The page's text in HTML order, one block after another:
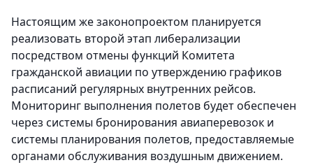
Настоящим же законопроектом планируется
реализовать второй этап либерализации
посредством отмены функций Комитета
гражданской авиации по утверждению графиков
расписаний регулярных внутренних рейсов.
Мониторинг выполнения полетов будет обеспечен
через системы бронирования авиаперевозок и
системы планирования полетов, предоставляемые
органами обслуживания воздушным движением.